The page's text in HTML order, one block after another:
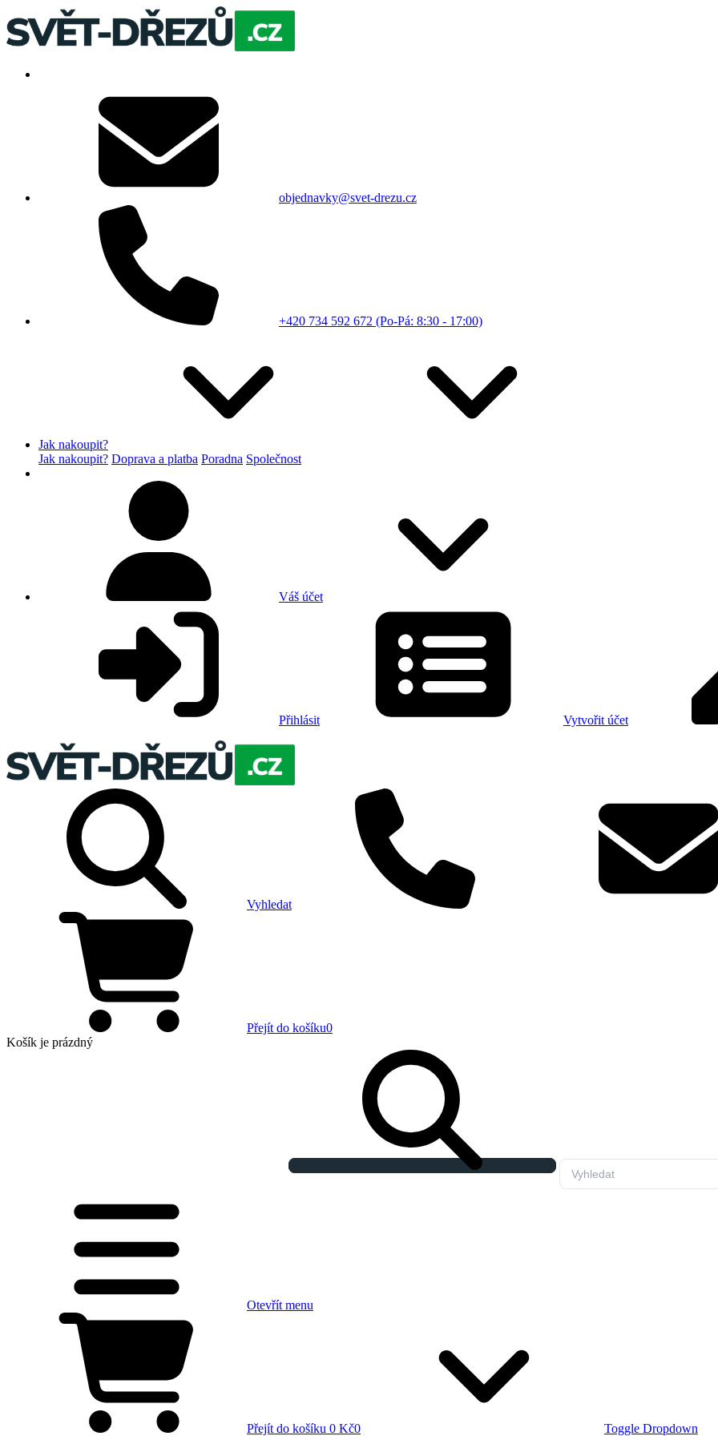
objednavky@svet-drezu.cz
+420 734 592 672 (Po-Pá: 8:30 - 17:00)
Jak nakoupit?
Jak nakoupit? Doprava a platba Poradna Společnost
Váš účet
Přihlásit Vytvořit účet
Vyhledat
Přejít do košíku0
Košík je prázdný
Otevřít menu
Přejít do košíku 0 Kč0
Toggle Dropdown